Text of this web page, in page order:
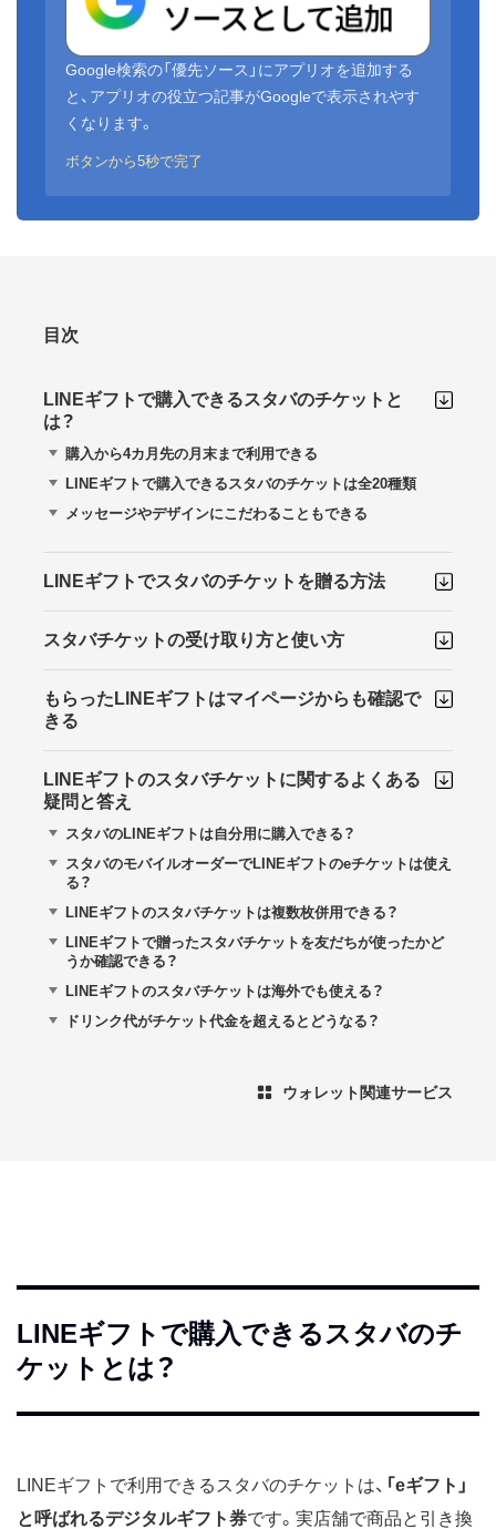
Google検索の「優先ソース」にアプリオを追加する
と、アプリオの役立つ記事がGoogleで表示されやす
くなります。
ボタンから5秒で完了
目次
LINEギフトで購入できるスタバのチケットと
は？
購入から4カ月先の月末まで利用できる
LINEギフトで購入できるスタバのチケットは全20種類
メッセージやデザインにこだわることもできる
LINEギフトでスタバのチケットを贈る方法
スタバチケットの受け取り方と使い方
もらったLINEギフトはマイページからも確認で
きる
LINEギフトのスタバチケットに関するよくある
疑問と答え
スタバのLINEギフトは自分用に購入できる？
スタバのモバイルオーダーでLINEギフトのeチケットは使え
る？
LINEギフトのスタバチケットは複数枚併用できる？
LINEギフトで贈ったスタバチケットを友だちが使ったかど
うか確認できる？
LINEギフトのスタバチケットは海外でも使える？
ドリンク代がチケット代金を超えるとどうなる？
ウォレット関連サービス
LINEギフトで購入できるスタバのチ
ケットとは？
LINEギフトで利用できるスタバのチケットは、 「eギフト」
と呼ばれるデジタルギフト券です。実店舗で商品と引き換